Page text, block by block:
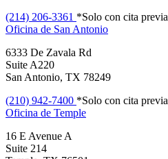
(214) 206-3361 *Solo con cita previa
Oficina de San Antonio
6333 De Zavala Rd
Suite A220
San Antonio, TX 78249
(210) 942-7400 *Solo con cita previa
Oficina de Temple
16 E Avenue A
Suite 214